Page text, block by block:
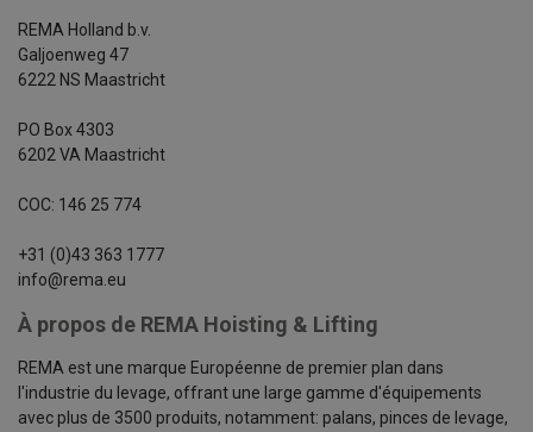
REMA Holland b.v.
Galjoenweg 47
6222 NS Maastricht
PO Box 4303
6202 VA Maastricht
COC: 146 25 774
+31 (0)43 363 1777
info@rema.eu
À propos de REMA Hoisting & Lifting
REMA est une marque Européenne de premier plan dans
l'industrie du levage, offrant une large gamme d'équipements
avec plus de 3500 produits, notamment: palans, pinces de levage,